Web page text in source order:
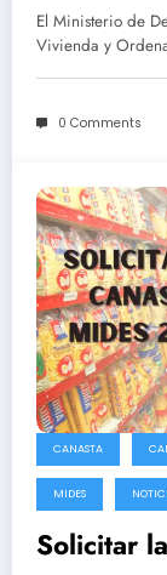
en
El Ministerio de
Vivienda y
0 Comments
CANASTA
MIDES
Solicitar